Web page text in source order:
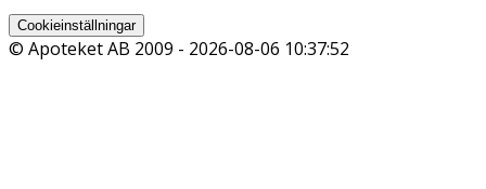
Cookieinställningar
© Apoteket AB 2009 - 2026-08-06 10:37:52